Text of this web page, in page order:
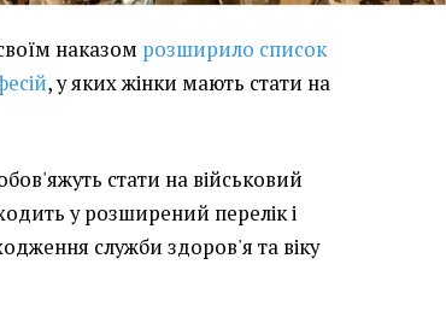
наказом розширило список
, у яких жінки мають стати на
стати на військовий
у розширений перелік і
служби здоров'я та віку